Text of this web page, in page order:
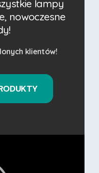
lampy
nowoczesne
klientów!